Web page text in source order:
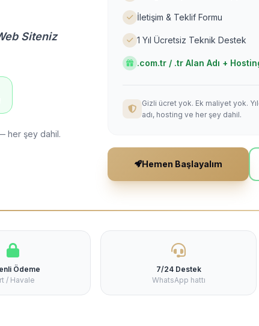
Siteniz
her şey dahil.
İletişim & Teklif Formu
1 Yıl Ücretsiz Teknik Destek
.com.tr / .tr Alan Adı +
Gizli ücret yok. Ek maliyet yok.
adı, hosting ve her şey dahil.
Hemen Başlayalım
Ödeme
/ Havale
7/24 Destek
WhatsApp hattı